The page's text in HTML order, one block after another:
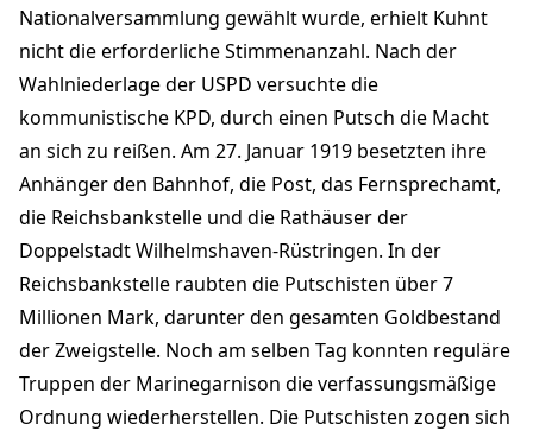
Nationalversammlung gewählt wurde, erhielt Kuhnt
nicht die erforderliche Stimmenanzahl. Nach der
Wahlniederlage der USPD versuchte die
kommunistische KPD, durch einen Putsch die Macht
an sich zu reißen. Am 27. Januar 1919 besetzten ihre
Anhänger den Bahnhof, die Post, das Fernsprechamt,
die Reichsbankstelle und die Rathäuser der
Doppelstadt Wilhelmshaven-Rüstringen. In der
Reichsbankstelle raubten die Putschisten über 7
Millionen Mark, darunter den gesamten Goldbestand
der Zweigstelle. Noch am selben Tag konnten reguläre
Truppen der Marinegarnison die verfassungsmäßige
Ordnung wiederherstellen. Die Putschisten zogen sich